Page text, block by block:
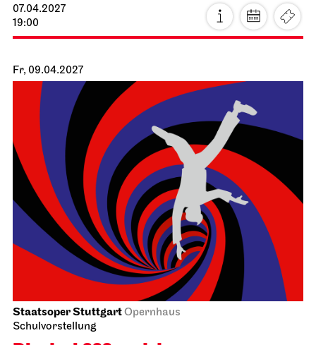
Staatsoper Stuttgart Opernhaus
La traviata
02.04.2027
19:00